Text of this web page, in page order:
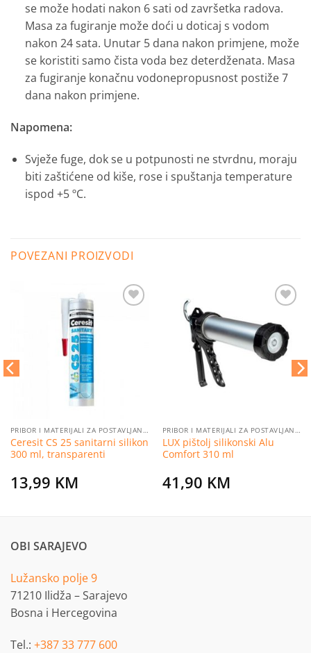
se može hodati nakon 6 sati od završetka radova.
Masa za fugiranje može doći u doticaj s vodom
nakon 24 sata. Unutar 5 dana nakon primjene, može
se koristiti samo čista voda bez deterdženata. Masa
za fugiranje konačnu vodonepropusnost postiže 7
dana nakon primjene.
Napomena:
Svježe fuge, dok se u potpunosti ne stvrdnu, moraju
biti zaštićene od kiše, rose i spuštanja temperature
ispod +5 ºC.
POVEZANI PROIZVODI
PRIBOR I MATERIJALI ZA POSTAVLJANJE PLOČICA
Ceresit CS 25 sanitarni silikon
300 ml, transparenti
13,99 KM
na
listu
želja
PRIBOR I MATERIJALI ZA POSTAVLJANJE PLOČICA
LUX pištolj silikonski Alu
Comfort 310 ml
41,90 KM
OBI SARAJEVO
Lužansko polje 9
71210 Ilidža – Sarajevo
Bosna i Hercegovina
Tel.: +387 33 777 600